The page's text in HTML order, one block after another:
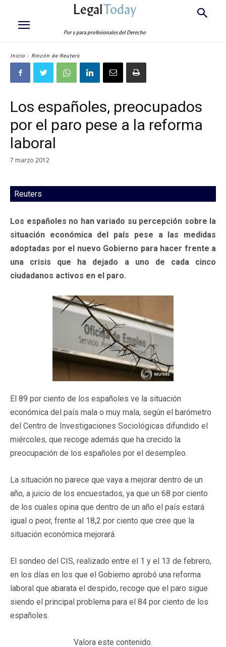
LegalToday
Por y para profesionales del Derecho
Inicio Rincón de Reuters
Los españoles, preocupados
por el paro pese a la reforma
laboral
7 marzo 2012
Reuters
Los españoles no han variado su percepción sobre la
situación económica del país pese a las medidas
adoptadas por el nuevo Gobierno para hacer frente a
una crisis que ha dejado a uno de cada cinco
ciudadanos activos en el paro.
El 89 por ciento de los españoles ve la situación
económica del país mala o muy mala, según el barómetro
del Centro de Investigaciones Sociológicas difundido el
miércoles, que recoge además que ha crecido la
preocupación de los españoles por el desempleo.
La situación no parece que vaya a mejorar dentro de un
año, a juicio de los encuestados, ya que un 68 por ciento
de los cuales opina que dentro de un año el país estará
igual o peor, frente al 18,2 por ciento que cree que la
situación económica mejorará.
El sondeo del CIS, realizado entre el 1 y el 13 de febrero,
en los días en los que el Gobierno aprobó una reforma
laboral que abarata el despido, recoge que el paro sigue
siendo el principal problema para el 84 por ciento de los
españoles.
Valora este contenido.